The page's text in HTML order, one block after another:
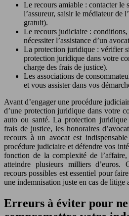
Le recours amiable : contacter le
l’assureur, saisir le médiateur de
gratuit).
Le recours judiciaire :
nécessiter l’assistance d’un
La protection juridique : vérifier
protection juridique dans votre
charge des frais de justice).
Les associations de
et vous assister dans vos
Avant d’engager une procédure
d’une protection juridique dans votre
auto ou santé. La protection
frais de justice, les honoraires
recours à un avocat est
procédure judiciaire et défendre vos
fonction de la complexité de
atteindre plusieurs milliers
recours possibles est essentiel pour
une indemnisation juste en cas de litige
Erreurs à éviter pour ne